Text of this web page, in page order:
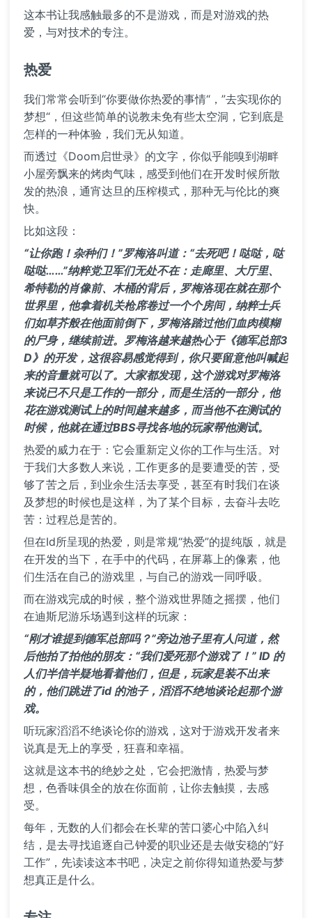
这本书让我感触最多的不是游戏，而是对游戏的热
爱，与对技术的专注。
热爱
我们常常会听到“你要做你热爱的事情“，”去实现你的
梦想“，但这些简单的说教未免有些太空洞，它到底是
怎样的一种体验，我们无从知道。
而透过《Doom启世录》的文字，你似乎能嗅到湖畔
小屋旁飘来的烤肉气味，感受到他们在开发时候所散
发的热浪，通宵达旦的压榨模式，那种无与伦比的爽
快。
比如这段：
“让你跑！杂种们！”罗梅洛叫道：“去死吧！哒哒，哒
哒哒……”纳粹党卫军们无处不在：走廊里、大厅里、
希特勒的肖像前、木桶的背后，罗梅洛现在就在那个
世界里，他拿着机关枪席卷过一个个房间，纳粹士兵
们如草芥般在他面前倒下，罗梅洛踏过他们血肉模糊
的尸身，继续前进。罗梅洛越来越热心于《德军总部3
D》的开发，这很容易感觉得到，你只要留意他叫喊起
来的音量就可以了。大家都发现，这个游戏对罗梅洛
来说已不只是工作的一部分，而是生活的一部分，他
花在游戏测试上的时间越来越多，而当他不在测试的
时候，他就在通过BBS寻找各地的玩家帮他测试。
热爱的威力在于：它会重新定义你的工作与生活。对
于我们大多数人来说，工作更多的是要遭受的苦，受
够了苦之后，到业余生活去享受，甚至有时我们在谈
及梦想的时候也是这样，为了某个目标，去奋斗去吃
苦：过程总是苦的。
但在Id所呈现的热爱，则是常规“热爱”的提纯版，就是
在开发的当下，在手中的代码，在屏幕上的像素，他
们生活在自己的游戏里，与自己的游戏一同呼吸。
而在游戏完成的时候，整个游戏世界随之摇摆，他们
在迪斯尼游乐场遇到这样的玩家：
“刚才谁提到德军总部吗？”旁边池子里有人问道，然
后他拍了拍他的朋友：“我们爱死那个游戏了！” ID 的
人们半信半疑地看着他们，但是，玩家是装不出来
的，他们跳进了id 的池子，滔滔不绝地谈论起那个游
戏。
听玩家滔滔不绝谈论你的游戏，这对于游戏开发者来
说真是无上的享受，狂喜和幸福。
这就是这本书的绝妙之处，它会把激情，热爱与梦
想，色香味俱全的放在你面前，让你去触摸，去感
受。
每年，无数的人们都会在长辈的苦口婆心中陷入纠
结，是去寻找追逐自己钟爱的职业还是去做安稳的“好
工作”，先读读这本书吧，决定之前你得知道热爱与梦
想真正是什么。